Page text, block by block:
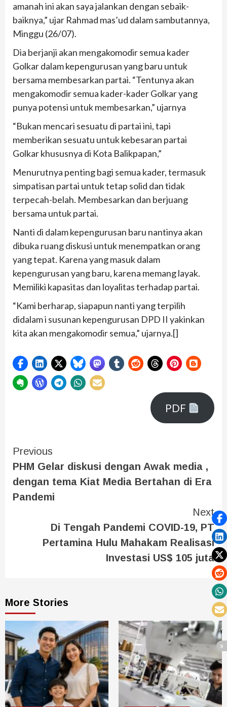
amanah ini akan saya jalankan dengan sebaik-
baiknya,” ujar Rahmad mas’ud dalam sambutannya,
Minggu (26/07).
Dia berjanji akan mengakomodir semua kader
Golkar dalam kepengurusan yang baru untuk
bersama membesarkan partai. “Tentunya akan
mengakomodir semua kader-kader Golkar yang
punya potensi untuk membesarkan,” ujarnya
“Bukan mencari sesuatu di partai ini, tapi
memberikan sesuatu untuk kebesaran partai
Golkar khususnya di Kota Balikpapan,”
Menurutnya penting bagi semua kader, termasuk
simpatisan partai untuk tetap solid dan tidak
terpecah-belah. Membesarkan dan berjuang
bersama untuk partai.
Nanti di dalam kepengurusan baru nantinya akan
dibuka ruang diskusi untuk menempatkan orang
yang tepat. Karena yang masuk dalam
kepengurusan yang baru, karena memang layak.
Memiliki kapasitas dan loyalitas terhadap partai.
“Kami berharap, siapapun nanti yang terpilih
didalam i susunan kepengurusan DPD II yakinkan
kita akan mengakomodir semua,” ujarnya.[]
PDF
Previous
PHM Gelar diskusi dengan Awak media ,
dengan tema Kiat Media Bertahan di Era
Pandemi
Next
Di Tengah Pandemi COVID-19, PT
Pertamina Hulu Mahakam Realisasi
Investasi US$ 105 juta
More Stories